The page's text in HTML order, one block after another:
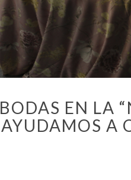
BODAS EN LA
AYUDAMOS A